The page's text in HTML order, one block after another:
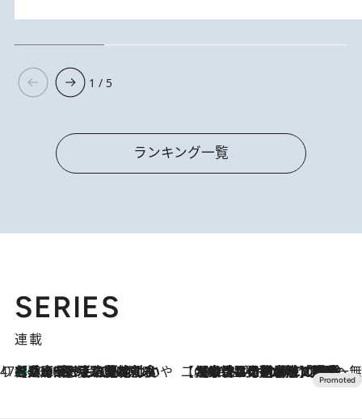
1 / 5
ランキング一覧
SERIES
連載
47都道府県の手みやげ ひんやりスイーツで夏を満喫
2026.8.8
【兵庫県】この夏絶対食べたい 冷やしておいしいおやつ3選 淡路島の恵みをジェラートに集約 【CREA×星野リゾート】唯一無二。癒しと発見が待つ場所へ
2026.8.7
【トンボの足水浴】ヒノキの香りに包まれて涼感マックス！約13℃の湧水かけ流しを避暑地「星野温泉 トンボの湯」で体験